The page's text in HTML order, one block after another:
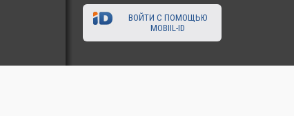
ВОЙТИ С ПОМОЩЬЮ
MOBIIL-ID